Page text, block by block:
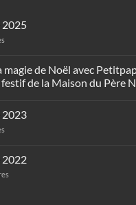
magie de Noël avec
de la Maison du Père